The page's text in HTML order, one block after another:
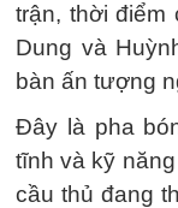
trận, thời điểm
Dung và
bàn ấn tượng
Đây là pha
tĩnh và kỹ
cầu thủ đang